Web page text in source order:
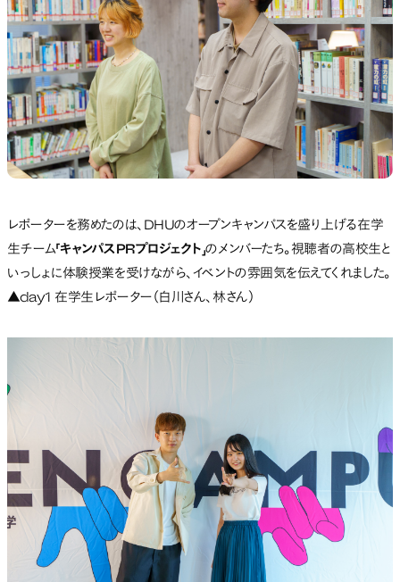
レポーターを務めたのは、DHUのオープンキャンパスを盛り上げる在学
生チーム「キャンパスPRプロジェクト」のメンバーたち。視聴者の高校生と
いっしょに体験授業を受けながら、イベントの雰囲気を伝えてくれました。
▲day1 在学生レポーター（白川さん、林さん）